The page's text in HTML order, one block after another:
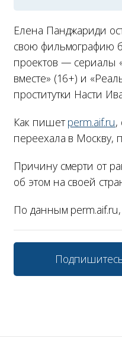
Елена Панджариди
свою фильмографию
проектов — сериалы
вместе» (16+) и
проститутки Насти
Как пишет perm.aif.ru,
переехала в Москву,
Причину смерти от
об этом на своей
По данным